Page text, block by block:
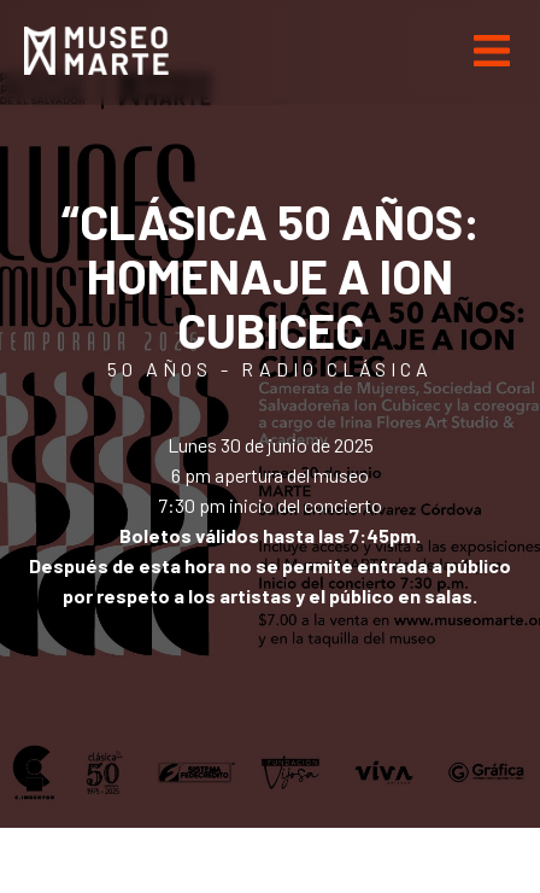
“CLÁSICA 50 AÑOS:
HOMENAJE A ION
CUBICEC
50 AÑOS - RADIO CLÁSICA
Lunes 30 de junio de 2025
6 pm apertura del museo
7:30 pm inicio del concierto
Boletos válidos hasta las 7:45pm.
Después de esta hora no se permite entrada a público
por respeto a los artistas y el público en salas.